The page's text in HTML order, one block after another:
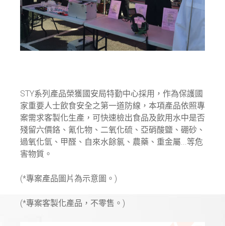
STY系列產品榮獲國安局特勤中心採用，作為保護國
家重要人士飲食安全之第一道防線，本項產品依照專
案需求客製化生產，可快速檢出食品及飲用水中是否
殘留六價鉻、氰化物、二氧化硫、亞硝酸鹽、硼砂、
過氧化氫、甲醛、自來水餘氯、農藥、重金屬...等危
害物質。
(*專案產品圖片為示意圖。)
(*專案客製化產品，不零售。)